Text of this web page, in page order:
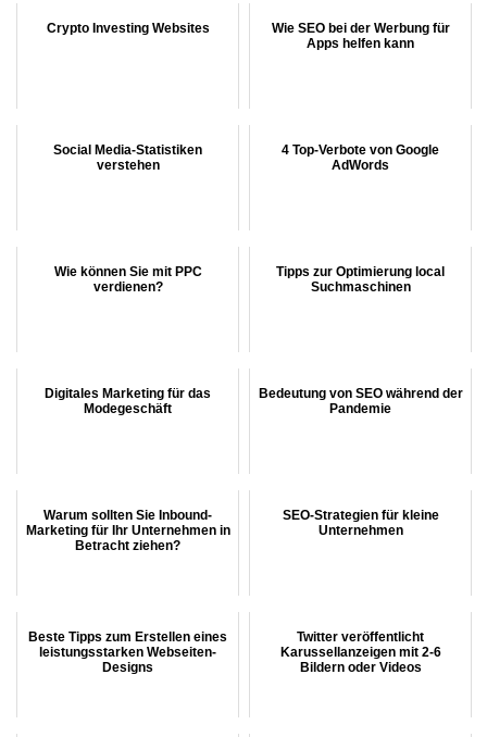
Crypto Investing Websites
Wie SEO bei der Werbung für
Apps helfen kann
Social Media-Statistiken
verstehen
4 Top-Verbote von Google
AdWords
Wie können Sie mit PPC
verdienen?
Tipps zur Optimierung local
Suchmaschinen
Digitales Marketing für das
Modegeschäft
Bedeutung von SEO während der
Pandemie
Warum sollten Sie Inbound-
Marketing für Ihr Unternehmen in
Betracht ziehen?
SEO-Strategien für kleine
Unternehmen
Beste Tipps zum Erstellen eines
leistungsstarken Webseiten-
Designs
Twitter veröffentlicht
Karussellanzeigen mit 2-6
Bildern oder Videos